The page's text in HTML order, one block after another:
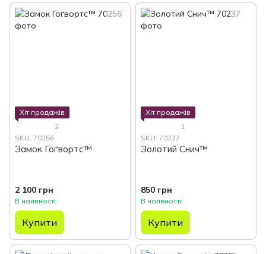
Хіт продажів
2
SKU: 70256
Замок Гоґвортс™
2 100 грн
В наявності
Купити
Хіт продажів
1
SKU: 70237
Золотий Снич™
850 грн
В наявності
Купити